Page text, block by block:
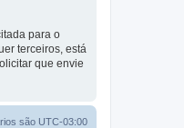
para o
terceiros, está
que envie
são UTC-03:00